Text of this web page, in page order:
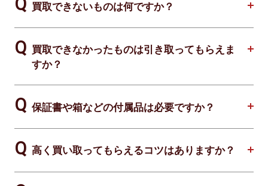
買取できないものは何ですか？
買取できなかったものは引き取ってもらえま
すか？
保証書や箱などの付属品は必要ですか？
高く買い取ってもらえるコツはありますか？